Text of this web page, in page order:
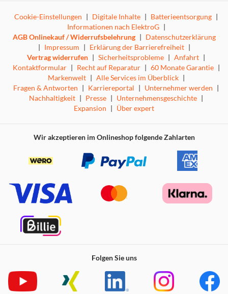
Cookie-Einstellungen | Digitale Inhalte | Batterieentsorgung |
Informationen nach ElektroG |
AGB Onlinekauf / Widerrufsbelehrung | Datenschutzerklärung
| Impressum | Erklärung der Barrierefreiheit |
Vertrag widerrufen | Sicherheitsprobleme | Anfahrt |
Kontaktformular | Recht auf Reparatur | 60 Monate Garantie |
Markenwelt | Alle Services im Überblick |
Fragen & Antworten | Karriereportal | Unternehmer werden |
Nachhaltigkeit | Presse | Unternehmensgeschichte |
Expansion | Über expert
Wir akzeptieren im Onlineshop folgende Zahlarten
Folgen Sie uns